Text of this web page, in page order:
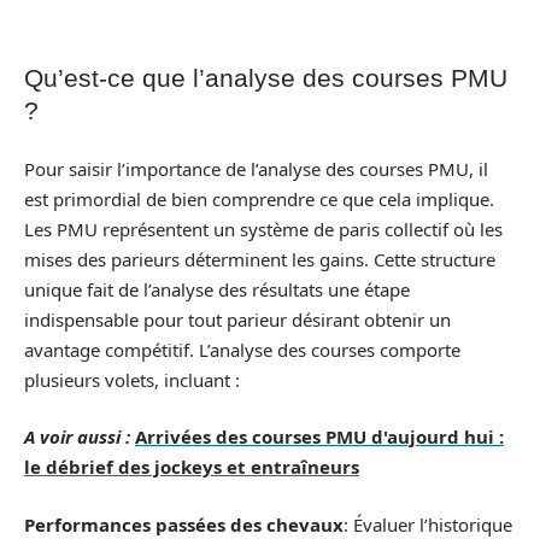
Qu’est-ce que l’analyse des courses PMU
?
Pour saisir l’importance de l’analyse des courses PMU, il
est primordial de bien comprendre ce que cela implique.
Les PMU représentent un système de paris collectif où les
mises des parieurs déterminent les gains. Cette structure
unique fait de l’analyse des résultats une étape
indispensable pour tout parieur désirant obtenir un
avantage compétitif. L’analyse des courses comporte
plusieurs volets, incluant :
A voir aussi : Arrivées des courses PMU d'aujourd hui :
le débrief des jockeys et entraîneurs
Performances passées des chevaux: Évaluer l’historique